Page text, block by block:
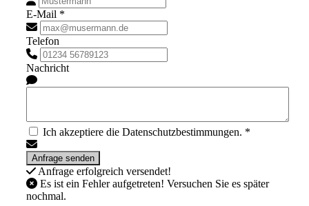
E-Mail *
Telefon
Nachricht
Ich akzeptiere die Datenschutzbestimmungen. *
Anfrage erfolgreich versendet!
Es ist ein Fehler aufgetreten! Versuchen Sie es später
nochmal.